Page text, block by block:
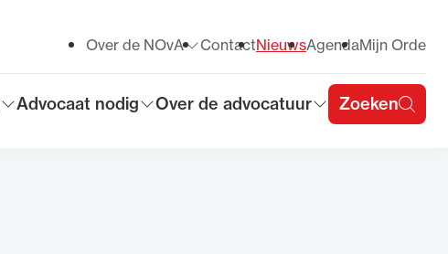
Toon submenu voor
Advocaat nodig
Toon submenu voor
Over de advocatuur Zoeken
Toon submenu voor
Over de NOvA ContactNieuwsAgendaMijn Orde